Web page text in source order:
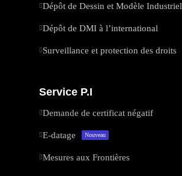
Dépôt de Dessin et Modèle Industriel
Dépôt de DMI à l’international
Surveillance et protection des droits
Service P.I
Demande de certificat négatif
E-datage Nouveau
Mesures aux Frontières